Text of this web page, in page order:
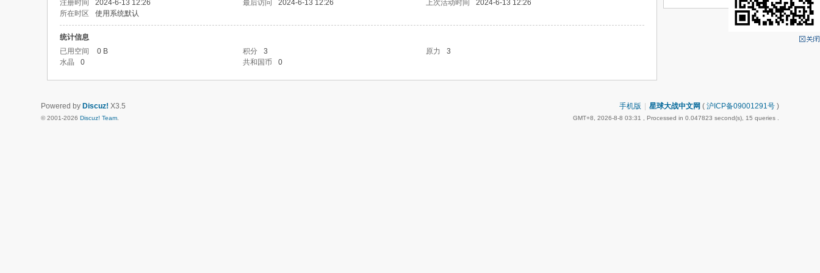
注册时间 2024-6-13 12:26 最后访问 2024-6-13 12:26 上次活动时间
2024-6-13 12:26
所在时区
使用系统默认
统计信息
已用空间
0 B 积分 3 原力
3
水晶
0 共和国币 0
手机版 星球大战中文网 ( 沪ICP备09001291号 )
GMT+8, 2026-8-8 03:31 , Processed in 0.047823 second(s), 15 queries .
Powered by Discuz! X3.5
© 2001-2026 Discuz! Team